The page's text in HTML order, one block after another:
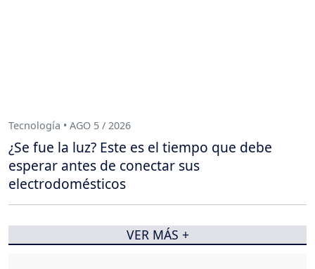
Tecnología • AGO 5 / 2026
¿Se fue la luz? Este es el tiempo que debe
esperar antes de conectar sus
electrodomésticos
VER MÁS +